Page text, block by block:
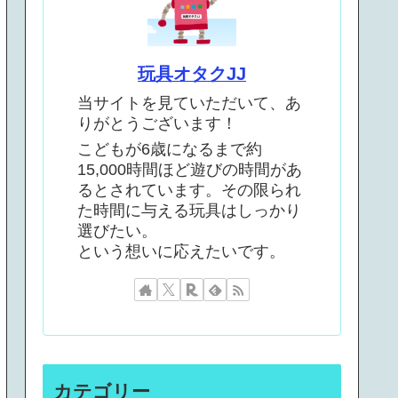
玩具オタクJJ
当サイトを見ていただいて、あ
りがとうございます！
こどもが6歳になるまで約
15,000時間ほど遊びの時間があ
るとされています。その限られ
た時間に与える玩具はしっかり
選びたい。
という想いに応えたいです。
カテゴリー